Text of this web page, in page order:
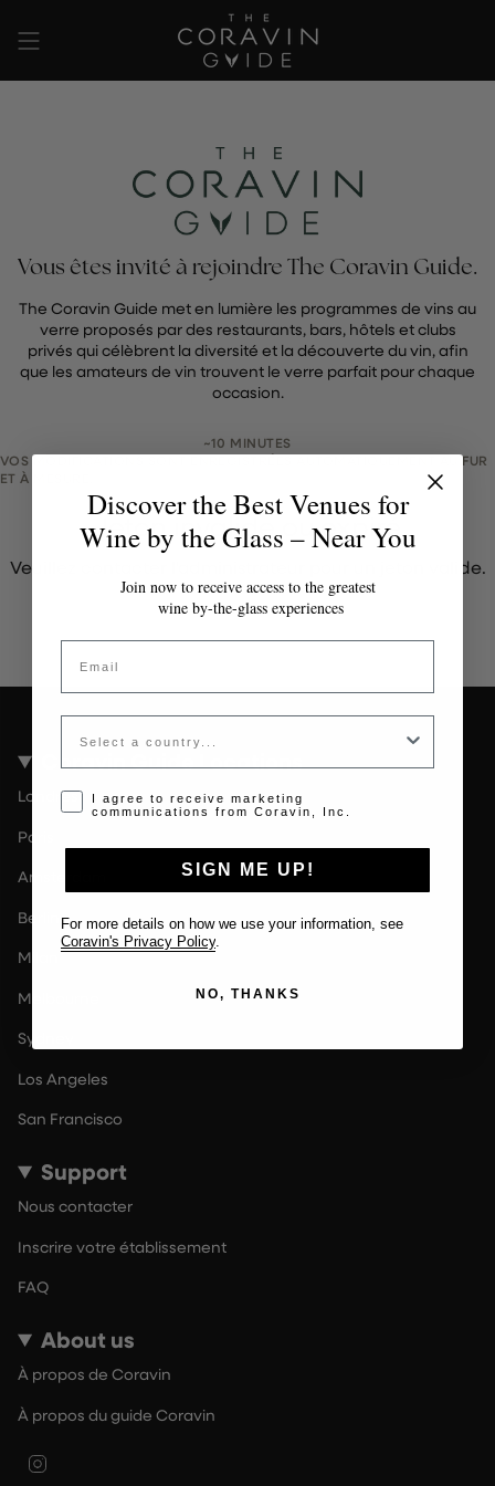
au
contenu
de
Vous êtes invité à rejoindre The Coravin Guide.
The Coravin Guide met en lumière les programmes de vins au
verre proposés par des restaurants, bars, hôtels et clubs
privés qui célèbrent la diversité et la découverte du vin, afin
que les amateurs de vin trouvent le verre parfait pour chaque
occasion.
~10 MINUTES
VOS MODIFICATIONS SONT ENREGISTRÉES AUTOMATIQUEMENT AU FUR
ET À MESURE.
Jeton invalide ou expiré
Veuillez contacter l'administrateur pour un jeton valide.
Coravin Guide Locations
Londres
Paris
Amsterdam
Berlin
Milan
Melbourne
Sydney
Los Angeles
San Francisco
Support
Nous contacter
Inscrire votre établissement
FAQ
About us
À propos de Coravin
À propos du guide Coravin
Discover the Best Venues for
Wine by the Glass – Near You
Join now to receive access to the greatest
wine by-the-glass experiences
Email
Country
Opt-in disclaimer
I agree to receive marketing
communications from Coravin, Inc.
SIGN ME UP!
For more details on how we use your information, see
Coravin's Privacy Policy.
NO, THANKS